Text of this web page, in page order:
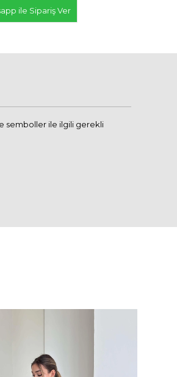
ile Sipariş Ver
semboller ile ilgili gerekli